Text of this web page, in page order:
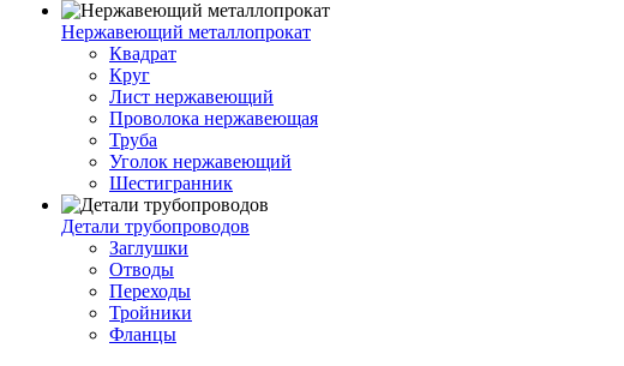
Нержавеющий металлопрокат
Квадрат
Круг
Лист нержавеющий
Проволока нержавеющая
Труба
Уголок нержавеющий
Шестигранник
Детали трубопроводов
Заглушки
Отводы
Переходы
Тройники
Фланцы